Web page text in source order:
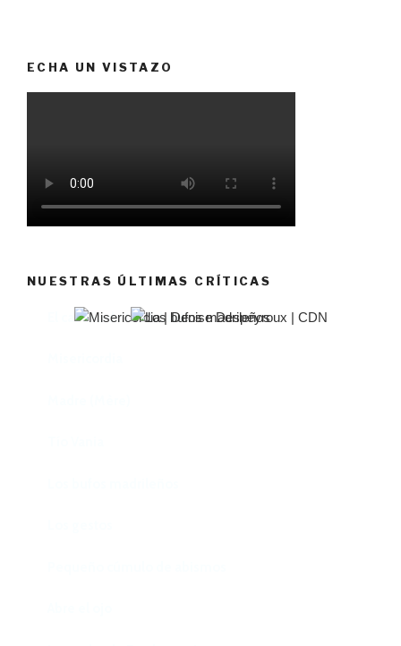
ECHA UN VISTAZO
NUESTRAS ÚLTIMAS CRÍTICAS
El castillo de Lindabridis